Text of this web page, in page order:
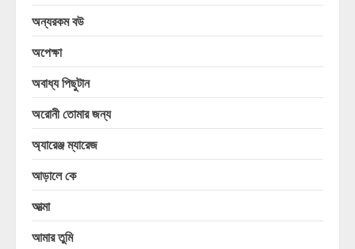
অন্যরকম বউ
অপেক্ষা
অবাধ্য পিছুটান
অরোনী তোমার জন্য
অ্যারেঞ্জ ম্যারেজ
আড়ালে কে
আত্মা
আমার তুমি